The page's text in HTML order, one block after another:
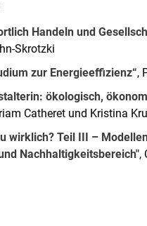
Handeln und
Skrotzki
zur Energieeffizienz“,
ökologisch,
Catheret und Kristina
wirklich? Teil III –
Nachhaltigkeitsbereich",